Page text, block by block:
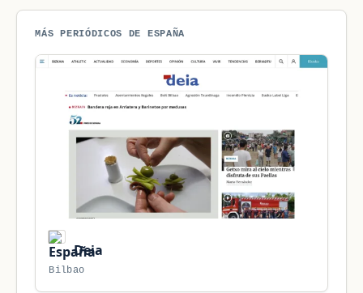
MÁS PERIÓDICOS DE ESPAÑA
Deia
Bilbao